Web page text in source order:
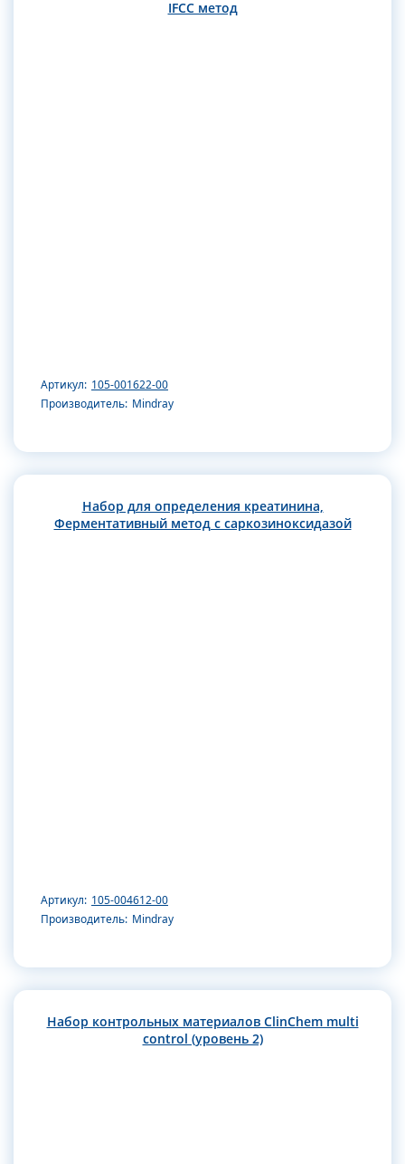
IFCC метод
Артикул: 105-001622-00
Производитель: Mindray
Набор для определения креатинина,
Ферментативный метод с саркозиноксидазой
Артикул: 105-004612-00
Производитель: Mindray
Набор контрольных материалов ClinChem multi
control (уровень 2)